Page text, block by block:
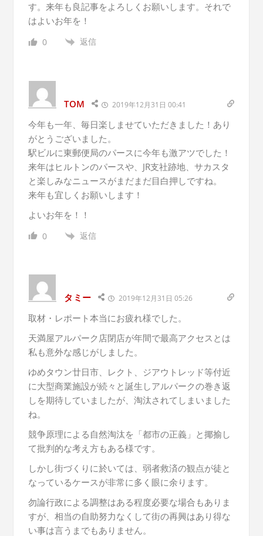
す。来年も良記事をよろしくお願いします。それで
はよいお年を！
0 返信
TOM 2019年12月31日 00:41
今年も一年、毎日楽しませていただきました！あり
がとうございました。
駅ビルに東郵便局のパースに今年も激アツでした！
来年はヒルトンのパースや、JR支社跡地、サカスタ
と楽しみなニュースがまだまだ目白押しですね。
来年も宜しくお願いします！
よいお年を！！
0 返信
タミー 2019年12月31日 05:26
取材・レポート本当にお疲れ様でした。
天満屋アルパーク店閉店が年間で最高アクセスとは
私も意外な感じがしました。
ゆめタウン廿日市、レクト、ジアウトレッド等付近
に大型商業施設が続々と誕生しアルパークの巻き返
しを期待していましたが、淘汰されてしまいました
ね。
競争原理による自然淘汰を「都市の正義」と揶揄し
て批判的な考え方もある様です。
しかし街づくりに於いては、弱者救済の観点が徒と
なっているケースが非常に多く眼に余ります。
勿論行政による調整はある程度必要な場合もありま
すが、相当の自助努力なくして街の再興はあり得な
い事は言うまでもありません。